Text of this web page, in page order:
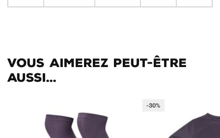
Vous aimerez peut-être
aussi...
-30%